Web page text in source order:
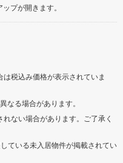
プが開きます。
税込み価格が表示されていま
なる場合があります。
ない場合があります。ご了承く
ている未入居物件が掲載されてい